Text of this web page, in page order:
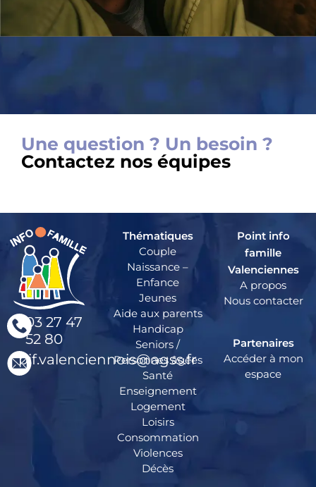
Une question ? Un besoin ?
Contactez nos équipes
03 27 47
52 80
pif.valenciennois@agss.fr
Thématiques
Couple
Naissance –
Enfance
Jeunes
Aide aux parents
Handicap
Seniors /
Personnes âgées
Santé
Enseignement
Logement
Loisirs
Consommation
Violences
Décès
Point info
famille
Valenciennes
A propos
Nous contacter
Partenaires
Accéder à mon
espace